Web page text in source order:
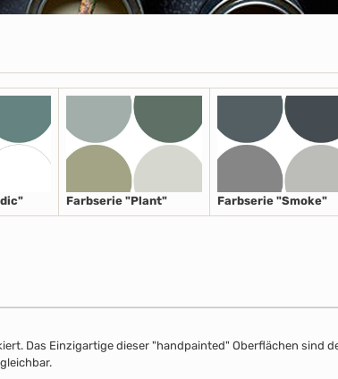
Farbserie "Plant" Farbserie "Smoke"
Das Einzigartige dieser "handpainted" Oberflächen sind